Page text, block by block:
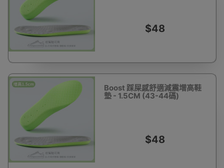
$48
Boost 踩屎感舒適減震增高鞋
墊 - 1.5CM (43-44碼)
$48